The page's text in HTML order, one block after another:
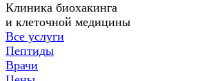
Клиника биохакинга
и клеточной медицины
Все услуги
Пептиды
Врачи